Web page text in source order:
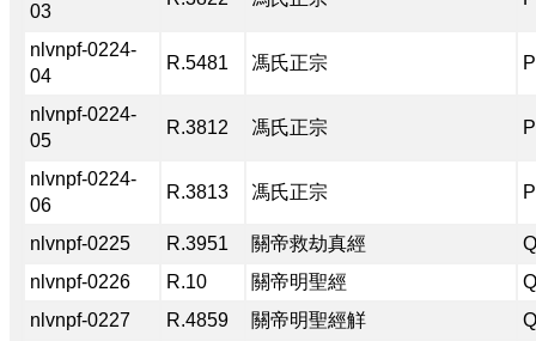
03
nlvnpf-0224-
04
R.5481 馮氏正宗
nlvnpf-0224-
05
R.3812 馮氏正宗
nlvnpf-0224-
06
R.3813 馮氏正宗
nlvnpf-0225 R.3951 關帝救劫真經
nlvnpf-0226
R.10 關帝明聖經
nlvnpf-0227
R.4859 關帝明聖經觧